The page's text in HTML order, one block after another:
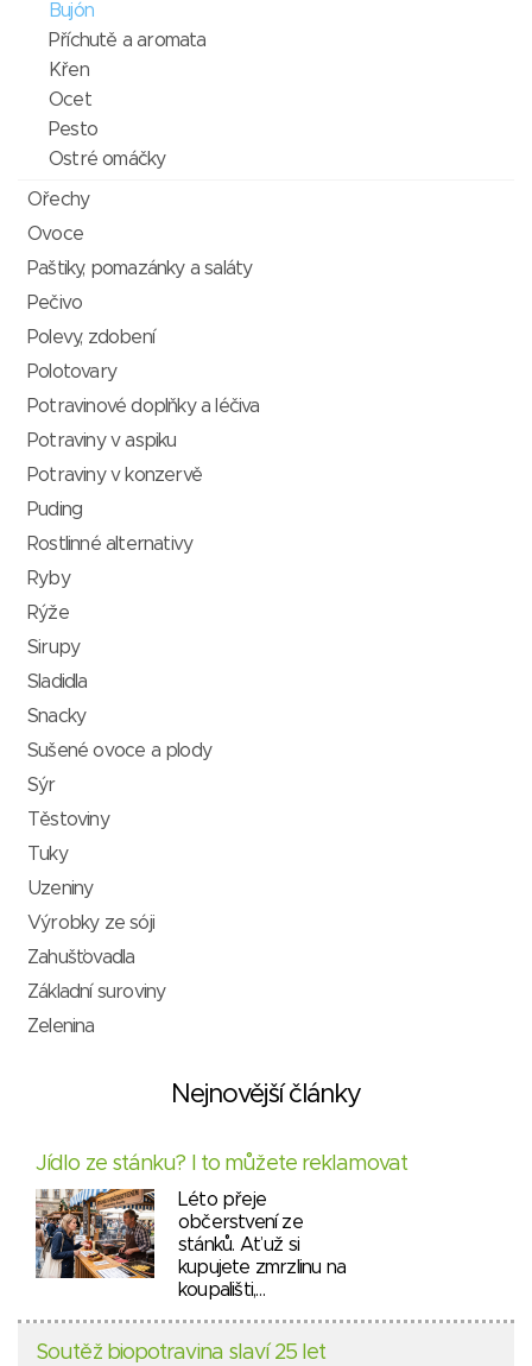
Bujón
Příchutě a aromata
Křen
Ocet
Pesto
Ostré omáčky
Ořechy
Ovoce
Paštiky, pomazánky a saláty
Pečivo
Polevy, zdobení
Polotovary
Potravinové doplňky a léčiva
Potraviny v aspiku
Potraviny v konzervě
Puding
Rostlinné alternativy
Ryby
Rýže
Sirupy
Sladidla
Snacky
Sušené ovoce a plody
Sýr
Těstoviny
Tuky
Uzeniny
Výrobky ze sóji
Zahušťovadla
Základní suroviny
Zelenina
Nejnovější články
Jídlo ze stánku? I to můžete reklamovat
Léto přeje
občerstvení ze
stánků. Ať už si
kupujete zmrzlinu na
koupališti,…
Soutěž biopotravina slaví 25 let